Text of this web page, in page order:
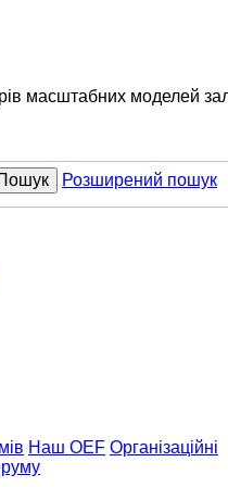
масштабних моделей
Пошук Розширений пошук
Наш OEF Організаційні